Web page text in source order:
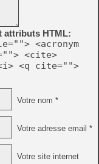
attributs HTML:
<acronym
<cite>
<q cite="">
Votre nom *
Votre adresse email *
Votre site internet